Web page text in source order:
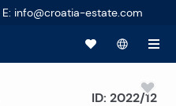
E: info@croatia-estate.com
ID: 2022/12